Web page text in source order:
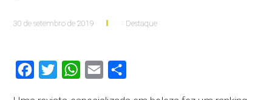
30 de setembro de 2019 Destaque
FacebookTwitter WhatsApp
Email